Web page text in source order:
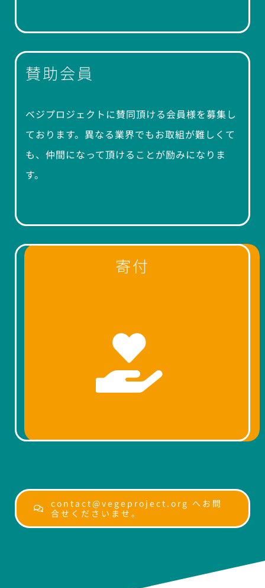
賛助会員
ベジプロジェクトに賛同頂ける会員様を募集し
ております。異なる業界でもお取組が難しくて
も、仲間になって頂けることが励みになりま
す。
寄付
contact@vegeproject.org へお問
合せくださいませ。